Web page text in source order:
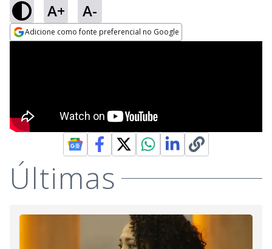
A+ A-
Adicione como fonte preferencial no Google
Últimas